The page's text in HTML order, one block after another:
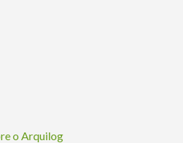
o Arquilog